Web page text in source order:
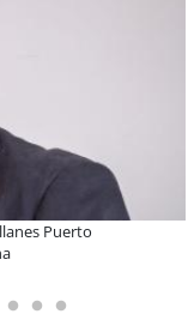
La Araucanía:
y oportunidades